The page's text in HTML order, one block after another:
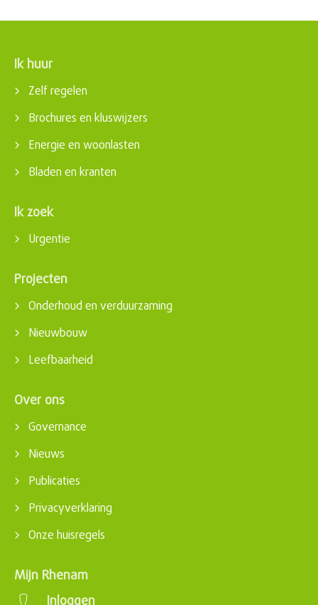
Contactinformatie
Ik huur
Zelf regelen
Brochures en kluswijzers
Energie en woonlasten
Bladen en kranten
Ik zoek
Urgentie
Projecten
Onderhoud en verduurzaming
Nieuwbouw
Leefbaarheid
Over ons
Governance
Nieuws
Publicaties
Privacyverklaring
Onze huisregels
Mijn Rhenam